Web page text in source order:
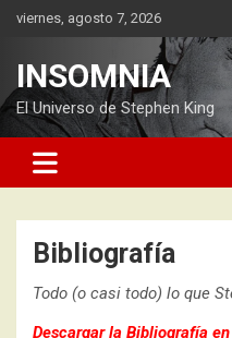
Saltarviernes, agosto 7, 2026
INSOMNIA
El Universo de Stephen King
Bibliografía
Todo (o casi todo) lo que
Descargar la Bibliografía